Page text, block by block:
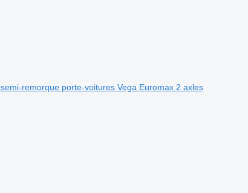
semi-remorque porte-voitures Vega Euromax 2 axles